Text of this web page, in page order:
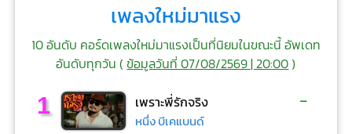
เพลงใหม่มาแรง
10 อันดับ คอร์ดเพลงใหม่มาแรงเป็นที่นิยมในขณะนี้ อัพเดท
อันดับทุกวัน (ข้อมูลวันที่ 07/08/2569 | 20:00)
1 เพราะพี่รักจริง
หนึ่ง บีเคแบนด์
-